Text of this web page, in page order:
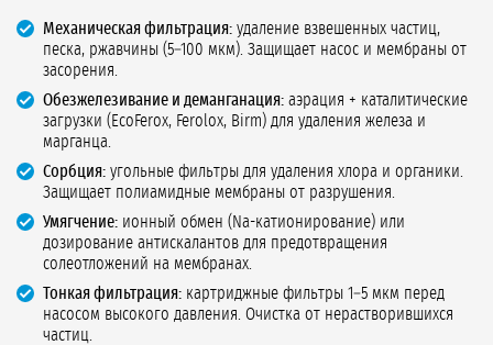
Механическая фильтрация: удаление взвешенных частиц,
песка, ржавчины (5–100 мкм). Защищает насос и мембраны от
засорения.
Обезжелезивание и деманганация: аэрация + каталитические
загрузки (EcoFerox, Ferolox, Birm) для удаления железа и
марганца.
Сорбция: угольные фильтры для удаления хлора и органики.
Защищает полиамидные мембраны от разрушения.
Умягчение: ионный обмен (Na-катионирование) или
дозирование антискалантов для предотвращения
солеотложений на мембранах.
Тонкая фильтрация: картриджные фильтры 1–5 мкм перед
насосом высокого давления. Очистка от нерастворившихся
частиц.